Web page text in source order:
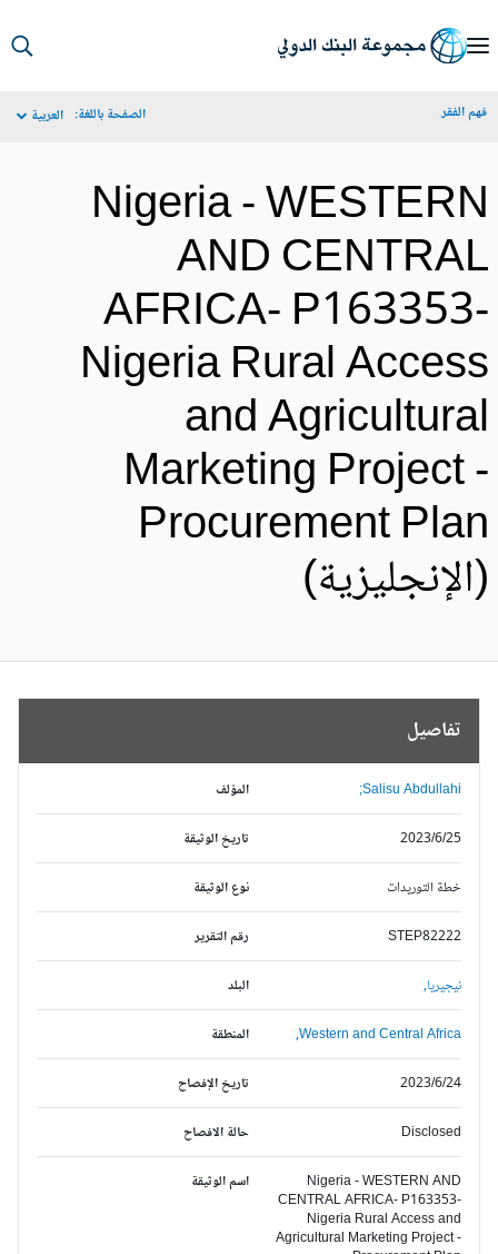
الفقر الصفحة باللغة: العربية
Nigeria -
AND
AFRICA-
Nigeria Rural
and
Marketing Project
Procurement
تفاصيل
المؤلف Salisu Abdullahi;
تاريخ الوثيقة 2023/6/25
نوع الوثيقة خطة التوريدات
رقم التقرير STEP82222
البلد نيجيريا,
المنطقة Western and Central Africa,
تاريخ الإفصاح 2023/6/24
حالة الافصاح Disclosed
اسم الوثيقة
Nigeria - WESTERN AND
CENTRAL AFRICA- P163353-
Nigeria Rural Access and
Agricultural Marketing Project -